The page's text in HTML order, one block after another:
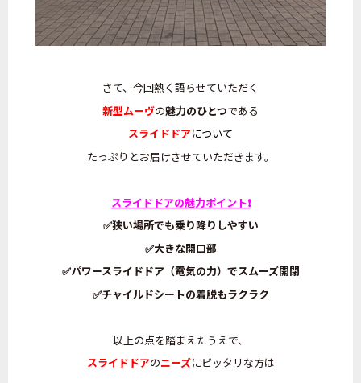
さて、今回熱く語らせていただく
新型ムーヴの魅力のひとつである
スライドドアについて
たっぷりとお届けさせていただきます。
スライドドアの魅力ポイント❗
✅狭い場所でも乗り降りしやすい
✅大きな開口部
✅パワースライドドア（電気の力）でスムーズ開閉
✅チャイルドシートの着脱もラクラク
以上の点を踏まえたうえで、
スライドドアのニーズにピッタリな方は